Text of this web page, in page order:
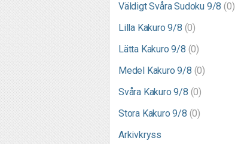
Väldigt Svåra Sudoku 9/8(0)
Lilla Kakuro 9/8 (0)
Lätta Kakuro 9/8 (0)
Medel Kakuro 9/8 (0)
Svåra Kakuro 9/8 (0)
Stora Kakuro 9/8 (0)
Arkivkryss